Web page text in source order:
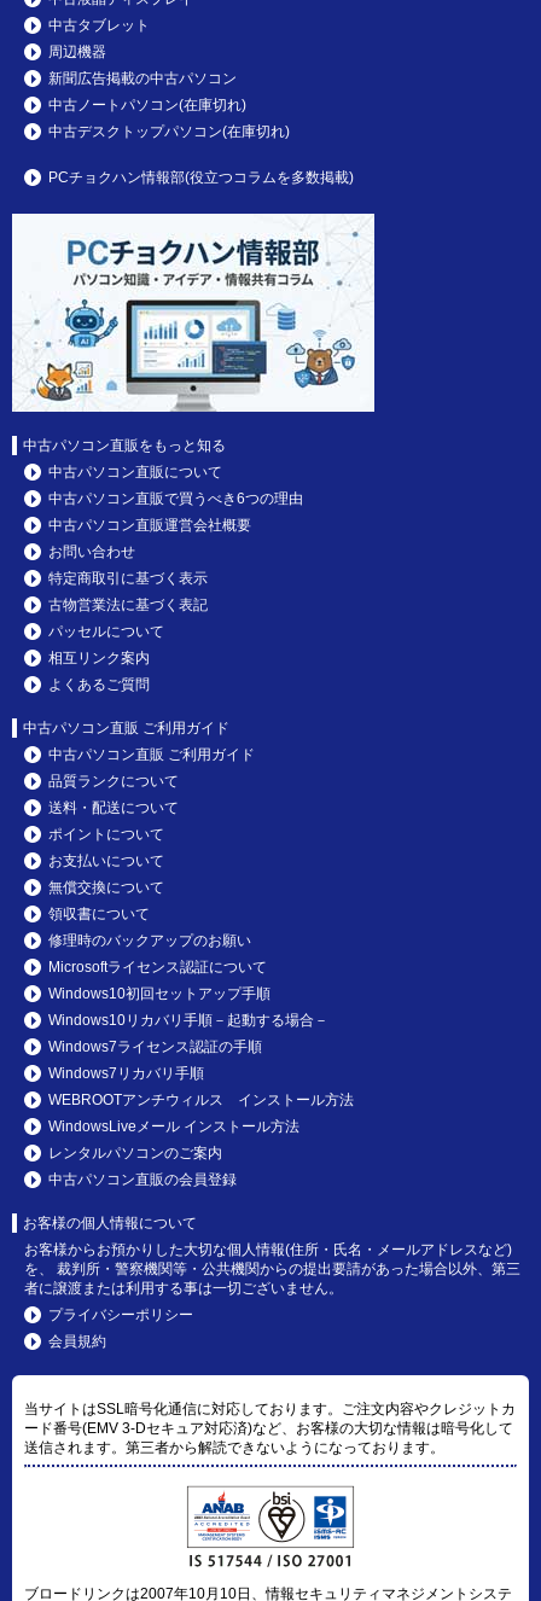
中古タブレット
周辺機器
新聞広告掲載の中古パソコン
中古ノートパソコン(在庫切れ)
中古デスクトップパソコン(在庫切れ)
PCチョクハン情報部(役立つコラムを多数掲載)
中古パソコン直販をもっと知る
中古パソコン直販について
中古パソコン直販で買うべき6つの理由
中古パソコン直販運営会社概要
お問い合わせ
特定商取引に基づく表示
古物営業法に基づく表記
パッセルについて
相互リンク案内
よくあるご質問
中古パソコン直販 ご利用ガイド
中古パソコン直販 ご利用ガイド
品質ランクについて
送料・配送について
ポイントについて
お支払いについて
無償交換について
領収書について
修理時のバックアップのお願い
Microsoftライセンス認証について
Windows10初回セットアップ手順
Windows10リカバリ手順－起動する場合－
Windows7ライセンス認証の手順
Windows7リカバリ手順
WEBROOTアンチウィルス インストール方法
WindowsLiveメール インストール方法
レンタルパソコンのご案内
中古パソコン直販の会員登録
お客様の個人情報について
お客様からお預かりした大切な個人情報(住所・氏名・メールアドレスなど)
を、 裁判所・警察機関等・公共機関からの提出要請があった場合以外、第三
者に譲渡または利用する事は一切ございません。
プライバシーポリシー
会員規約
当サイトはSSL暗号化通信に対応しております。ご注文内容やクレジットカ
ード番号(EMV 3-Dセキュア対応済)など、お客様の大切な情報は暗号化して
送信されます。第三者から解読できないようになっております。
ブロードリンクは2007年10月10日、情報セキュリティマネジメントシステ